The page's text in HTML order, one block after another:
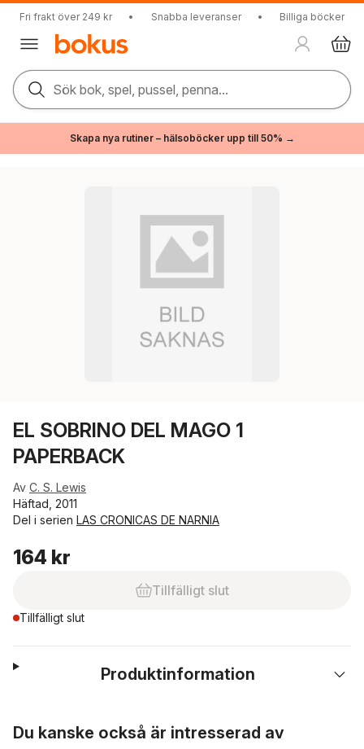
Fri frakt över 249 kr • Snabba leveranser • Billiga böcker
Sök bok, spel, pussel, penna...
Skapa nya rutiner – hälsoböcker upp till 50% →
EL SOBRINO DEL MAGO 1
PAPERBACK
Av C. S. Lewis
Häftad, 2011
Del i serien LAS CRONICAS DE NARNIA
164 kr
Tillfälligt slut
Tillfälligt slut
Produktinformation
Du kanske också är intresserad av